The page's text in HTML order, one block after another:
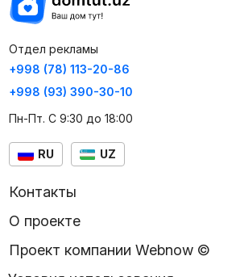
Отдел рекламы
+998 (78) 113-20-86
+998 (93) 390-30-10
Пн-Пт. С 9:30 до 18:00
RU UZ
Контакты
О проекте
Проект компании Webnow ©